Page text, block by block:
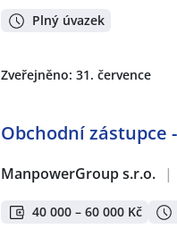
Plný úvazek
Zveřejněno: 31. července
Obchodní zástupce
ManpowerGroup s.r.o. |
40 000 – 60 000 Kč